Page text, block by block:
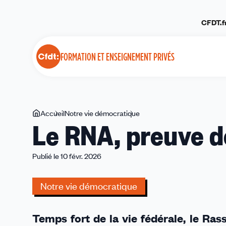
FORMATION ET ENSEIGNEMENT PRIVÉS
Vous
êtes
AccueilNotre vie démocratique
RNA,
preuve
démocratique
Le RNA, preuve
Publié le 10 févr. 2026
Notre vie démocratique
Temps fort de la vie fédérale, le